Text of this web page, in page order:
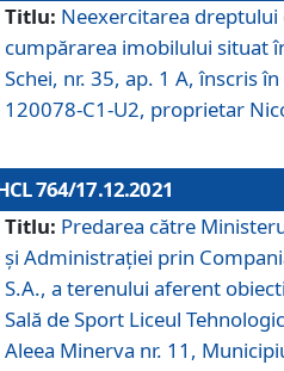
Titlu: Neexercitarea
cumpărarea imobilului situat
Schei, nr. 35, ap. 1 A, înscris
120078-C1-U2, proprietar
764/17.12.2021
Titlu: Predarea către
și Administrației prin
S.A., a terenului aferent
Sală de Sport Liceul
Aleea Minerva nr. 11,